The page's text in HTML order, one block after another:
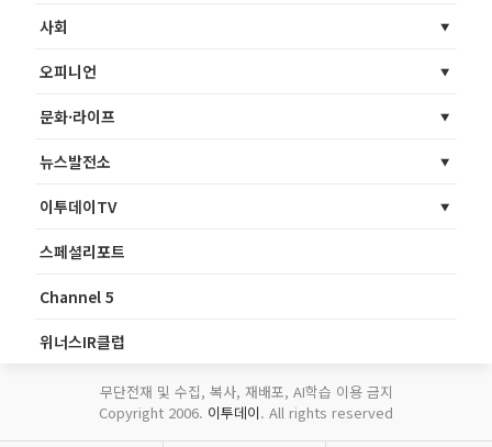
사회
오피니언
문화·라이프
뉴스발전소
이투데이TV
스페셜리포트
Channel 5
위너스IR클럽
무단전재 및 수집, 복사, 재배포, AI학습 이용 금지
Copyright 2006. 이투데이. All rights reserved